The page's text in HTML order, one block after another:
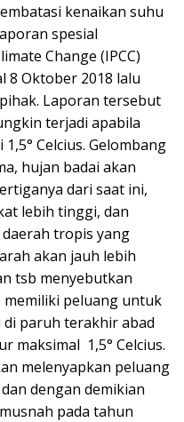
kenaikan suhu
spesial
Change (IPCC)
8 Oktober 2018 lalu
Laporan tersebut
terjadi apabila
Celcius. Gelombang
hujan badai akan
dari saat ini,
lebih tinggi, dan
tropis yang
akan jauh lebih
tsb menyebutkan
peluang untuk
paruh terakhir abad
maksimal 1,5° Celcius.
melenyapkan peluang
dengan demikian
pada tahun